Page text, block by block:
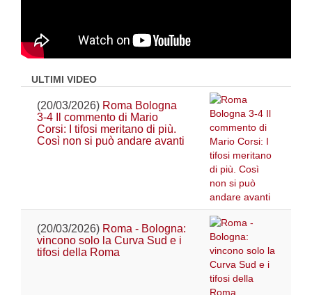
ULTIMI VIDEO
(20/03/2026) Roma Bologna
3-4 Il commento di Mario
Corsi: I tifosi meritano di più.
Così non si può andare avanti
(20/03/2026) Roma - Bologna:
vincono solo la Curva Sud e i
tifosi della Roma